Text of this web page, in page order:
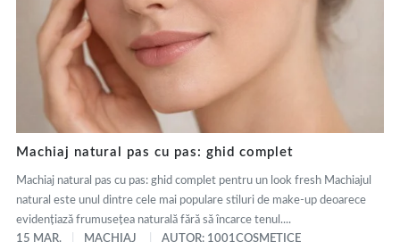
Machiaj natural pas cu pas: ghid complet
Machiaj natural pas cu pas: ghid complet pentru un look fresh Machiajul
natural este unul dintre cele mai populare stiluri de make-up deoarece
evidențiază frumusețea naturală fără să încarce tenul....
15 MAR.
MACHIAJ AUTOR: 1001COSMETICE